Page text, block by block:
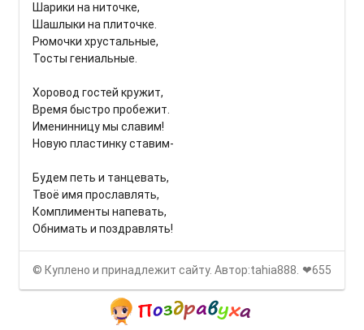
Шарики на ниточке,
Шашлыки на плиточке.
Рюмочки хрустальные,
Тосты гениальные.
Хоровод гостей кружит,
Время быстро пробежит.
Именинницу мы славим!
Новую пластинку ставим-
Будем петь и танцевать,
Твоё имя прославлять,
Комплименты напевать,
Обнимать и поздравлять!
© Куплено и принадлежит сайту. Автор:tahia888. ❤655